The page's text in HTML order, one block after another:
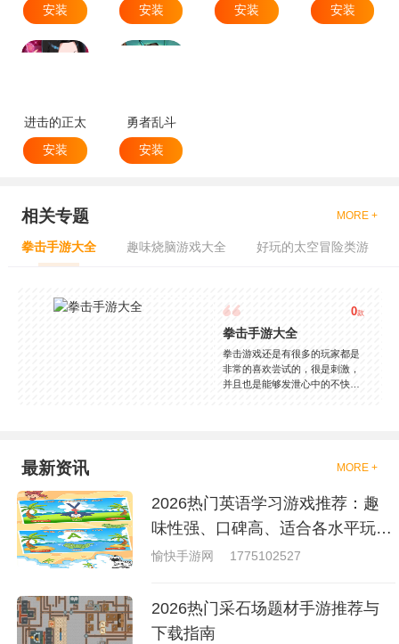
安装
安装
安装
安装
进击的正太
安装
勇者乱斗
安装
相关专题 MORE +
拳击手游大全 趣味烧脑游戏大全 好玩的太空冒险类游
0款
拳击手游大全
拳击游戏还是有很多的玩家都是
非常的喜欢尝试的，很是刺激，
并且也是能够发泄心中的不快
够去进行体验的，我们也是能够
就是收集了一些有意思的拳击游
戏，相信你们一定会喜欢的。
最新资讯 MORE +
2026热门英语学习游戏推荐：趣
味性强、口碑高、适合各水平玩家
的英语游戏合集
愉快手游网 1775102527
2026热门采石场题材手游推荐与
下载指南